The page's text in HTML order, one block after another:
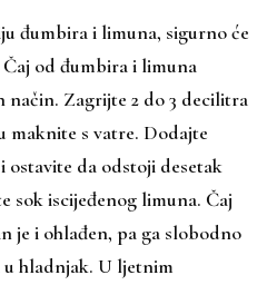
đumbira i limuna, sigurno će
od đumbira i limuna
Zagrijte 2 do 3 decilitra
maknite s vatre. Dodajte
da odstoji desetak
sok iscijeđenog limuna. Čaj
je i ohlađen, pa ga slobodno
u hladnjak. U ljetnim